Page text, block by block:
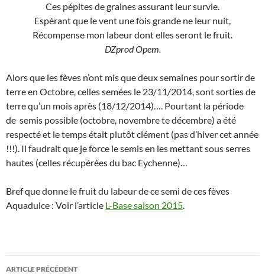
Ces pépites de graines assurant leur survie.
Espérant que le vent une fois grande ne leur nuit,
Récompense mon labeur dont elles seront le fruit.
DZprod Opem.
Alors que les fèves n’ont mis que deux semaines pour sortir de
terre en Octobre, celles semées le 23/11/2014, sont sorties de
terre qu’un mois après (18/12/2014)…. Pourtant la période
de semis possible (octobre, novembre te décembre) a été
respecté et le temps était plutôt clément (pas d’hiver cet année
!!!). Il faudrait que je force le semis en les mettant sous serres
hautes (celles récupérées du bac Eychenne)…
Bref que donne le fruit du labeur de ce semi de ces fèves
Aquadulce : Voir l’article L-Base saison 2015.
Navigation
ARTICLE PRÉCÉDENT